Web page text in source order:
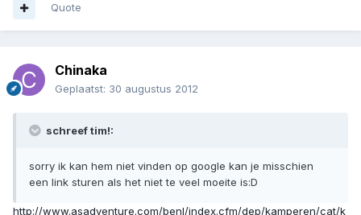
Quote
Chinaka
Geplaatst: 30 augustus 2012
schreef tim!:
sorry ik kan hem niet vinden op google kan je misschien
een link sturen als het niet te veel moeite is:D
http://www.asadventure.com/benl/index.cfm/dep/kamperen/cat/k